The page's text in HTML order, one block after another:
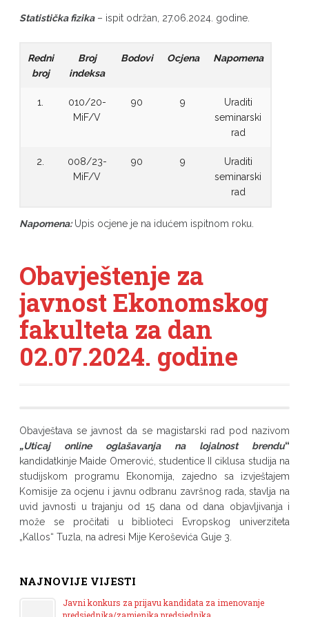
Statistička fizika– ispit održan, 27.06.2024. godine.
Redni
broj
Broj
indeksa
Bodovi Ocjena Napomena
1.
010/20-
MiF/V
90 9
Uraditi
seminarski
rad
2.
008/23-
MiF/V
90 9
Uraditi
seminarski
rad
Napomena:Upis ocjene je na idućem ispitnom roku.
Obavještenje za
javnost Ekonomskog
fakulteta za dan
02.07.2024. godine
Obavještava se javnost da se magistarski rad pod nazivom
„Uticaj online oglašavanja na lojalnost brendu“
kandidatkinje Maide Omerović, studentice II ciklusa studija na
studijskom programu Ekonomija, zajedno sa izvještajem
Komisije za ocjenu i javnu odbranu završnog rada, stavlja na
uvid javnosti u trajanju od 15 dana od dana objavljivanja i
može se pročitati u biblioteci Evropskog univerziteta
„Kallos“ Tuzla, na adresi Mije Keroševića Guje 3.
NAJNOVIJE VIJESTI
Javni konkurs za prijavu kandidata za imenovanje